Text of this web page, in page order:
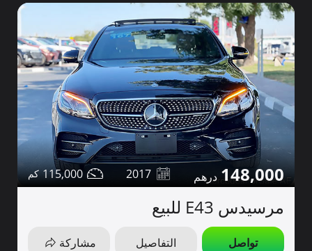
148,000
2017
115,000
مرسيدس E43 للبيع
تواصل التفاصيل مشاركة